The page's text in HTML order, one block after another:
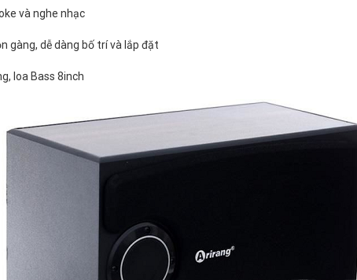
và nghe nhạc
gàng, dễ dàng bố trí và lắp đặt
loa Bass 8inch